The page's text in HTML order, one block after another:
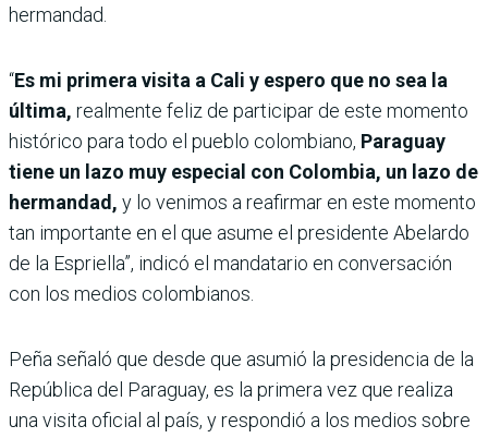
hermandad.
“Es mi primera visita a Cali y espero que no sea la
última, realmente feliz de participar de este momento
histórico para todo el pueblo colombiano, Paraguay
tiene un lazo muy especial con Colombia, un lazo de
hermandad, y lo venimos a reafirmar en este momento
tan importante en el que asume el presidente Abelardo
de la Espriella”, indicó el mandatario en conversación
con los medios colombianos.
Peña señaló que desde que asumió la presidencia de la
República del Paraguay, es la primera vez que realiza
una visita oficial al país, y respondió a los medios sobre